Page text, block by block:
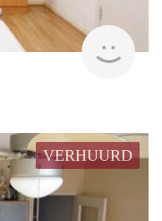
VERHUURD